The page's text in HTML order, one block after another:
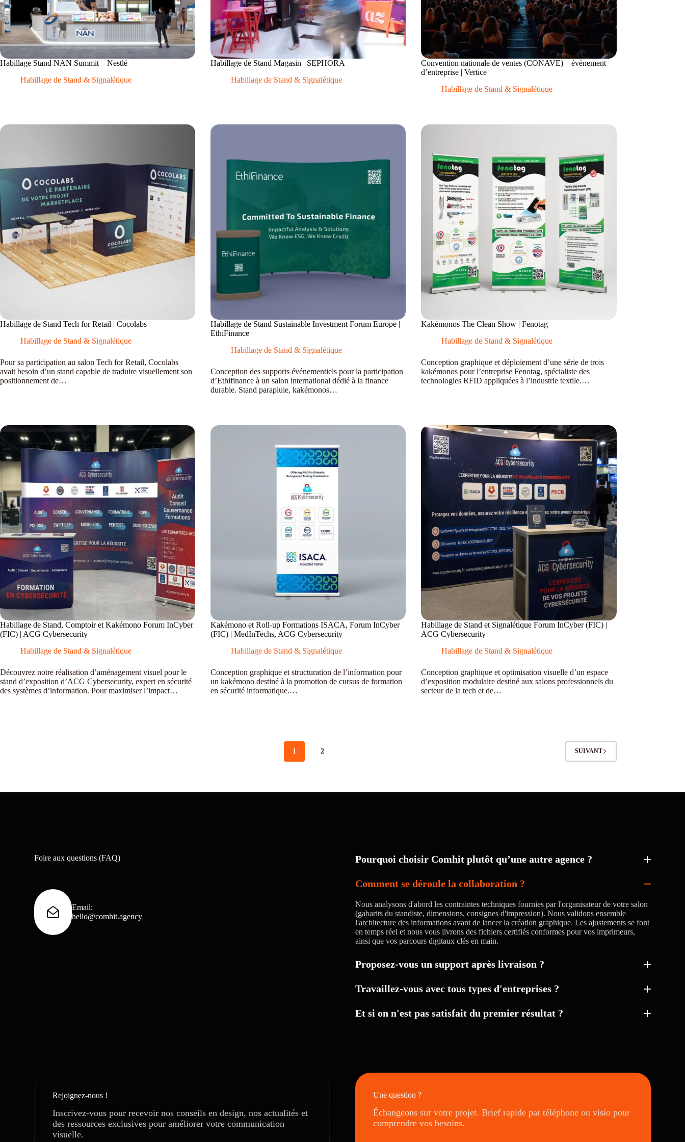
Habillage Stand NAN Summit – Nestlé
Habillage de Stand & Signalétique
Habillage de Stand Magasin | SEPHORA
Habillage de Stand & Signalétique
Convention nationale de ventes (CONAVE) – évènement
d’entreprise | Vertice
Habillage de Stand & Signalétique
Habillage de Stand Tech for Retail | Cocolabs
Habillage de Stand & Signalétique
Pour sa participation au salon Tech for Retail, Cocolabs
avait besoin d’un stand capable de traduire visuellement son
positionnement de…
Habillage de Stand Sustainable Investment Forum Europe |
EthiFinance
Habillage de Stand & Signalétique
Conception des supports événementiels pour la participation
d’Ethifinance à un salon international dédié à la finance
durable. Stand parapluie, kakémonos…
Kakémonos The Clean Show | Fenotag
Habillage de Stand & Signalétique
Conception graphique et déploiement d’une série de trois
kakémonos pour l’entreprise Fenotag, spécialiste des
technologies RFID appliquées à l’industrie textile.…
Habillage de Stand, Comptoir et Kakémono Forum InCyber
(FIC) | ACG Cybersecurity
Habillage de Stand & Signalétique
Découvrez notre réalisation d’aménagement visuel pour le
stand d’exposition d’ACG Cybersecurity, expert en sécurité
des systèmes d’information. Pour maximiser l’impact…
Kakémono et Roll-up Formations ISACA, Forum InCyber
(FIC) | MedInTechs, ACG Cybersecurity
Habillage de Stand & Signalétique
Conception graphique et structuration de l’information pour
un kakémono destiné à la promotion de cursus de formation
en sécurité informatique.…
Habillage de Stand et Signalétique Forum InCyber (FIC) |
ACG Cybersecurity
Habillage de Stand & Signalétique
Conception graphique et optimisation visuelle d’un espace
d’exposition modulaire destiné aux salons professionnels du
secteur de la tech et de…
1 2 SUIVANT
Foire aux questions (FAQ)
Email:
hello@comhit.agency
Pourquoi choisir Comhit plutôt qu’une autre agence ?
Comment se déroule la collaboration ?
Nous analysons d'abord les contraintes techniques fournies par l'organisateur de votre salon
(gabarits du standiste, dimensions, consignes d'impression). Nous validons ensemble
l'architecture des informations avant de lancer la création graphique. Les ajustements se font
en temps réel et nous vous livrons des fichiers certifiés conformes pour vos imprimeurs,
ainsi que vos parcours digitaux clés en main.
Proposez-vous un support après livraison ?
Travaillez-vous avec tous types d'entreprises ?
Et si on n'est pas satisfait du premier résultat ?
Rejoignez-nous !
Inscrivez-vous pour recevoir nos conseils en design, nos actualités et
des ressources exclusives pour améliorer votre communication
visuelle.
Une question ?
Échangeons sur votre projet. Brief rapide par téléphone ou visio pour
comprendre vos besoins.